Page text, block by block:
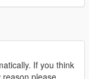
If you think